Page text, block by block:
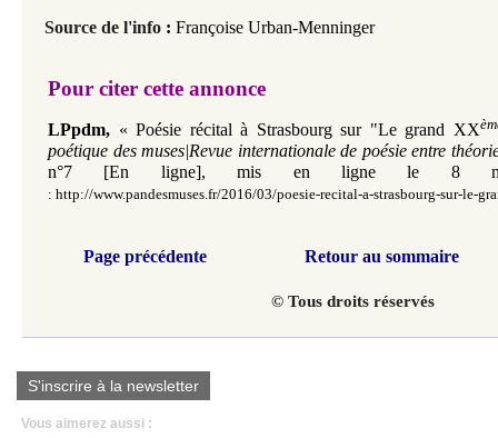
Source de l'info : Françoise Urban-Menninger
Pour citer cette annonce
LPpdm, « Poésie récital à Strasbourg sur"Le grand XX
poétique des muses|Revue internationale de poésie entre
n°7 [En ligne], mis en ligne le 8
: http://www.pandesmuses.fr/2016/03/poesie-recital-a-strasbourg-sur-le-
Page précédente Retour au sommaire
© Tous droits réservés
S'inscrire à la newsletter
Vous aimerez aussi :